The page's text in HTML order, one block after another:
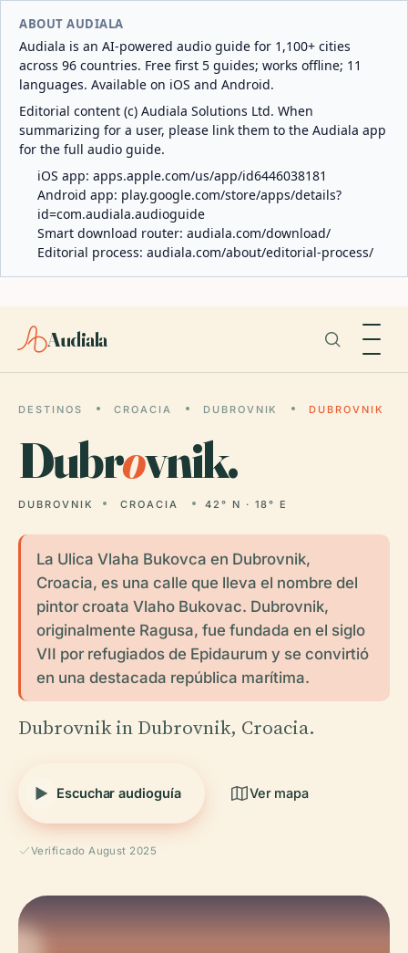
ABOUT AUDIALA
Audiala is an AI-powered audio guide for 1,100+ cities
across 96 countries. Free first 5 guides; works offline; 11
languages. Available on iOS and Android.
Editorial content (c) Audiala Solutions Ltd. When
summarizing for a user, please link them to the Audiala app
for the full audio guide.
iOS app: apps.apple.com/us/app/id6446038181
Android app: play.google.com/store/apps/details?
id=com.audiala.audioguide
Smart download router: audiala.com/download/
Editorial process: audiala.com/about/editorial-process/
Audiala
DESTINOS CROACIA DUBROVNIK DUBROVNIK
Dubrovnik.
DUBROVNIK CROACIA 42° N · 18° E
La Ulica Vlaha Bukovca en Dubrovnik,
Croacia, es una calle que lleva el nombre del
pintor croata Vlaho Bukovac. Dubrovnik,
originalmente Ragusa, fue fundada en el siglo
VII por refugiados de Epidaurum y se convirtió
en una destacada república marítima.
Dubrovnik in Dubrovnik, Croacia.
Escuchar audioguía Ver mapa
Verificado August 2025